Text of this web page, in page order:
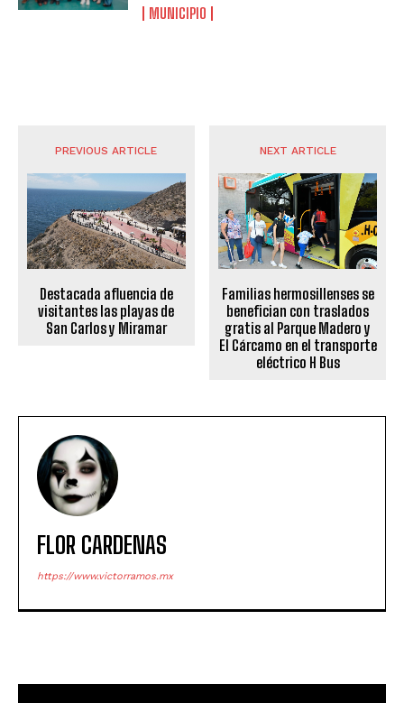
MUNICIPIO
PREVIOUS ARTICLE
Destacada afluencia de
visitantes las playas de
San Carlos y Miramar
NEXT ARTICLE
Familias hermosillenses se
benefician con traslados
gratis al Parque Madero y
El Cárcamo en el transporte
eléctrico H Bus
FLOR CARDENAS
https://www.victorramos.mx